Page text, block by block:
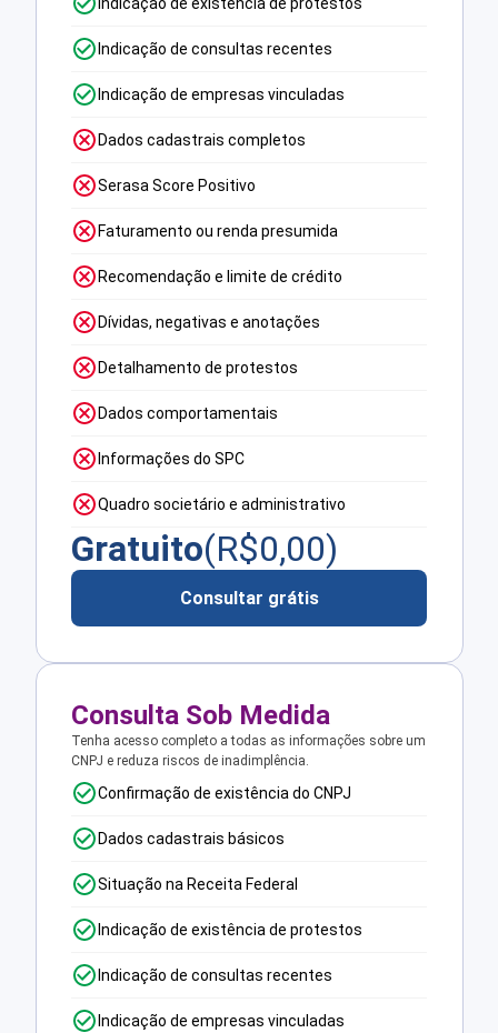
Indicação de existência de protestos
Indicação de consultas recentes
Indicação de empresas vinculadas
Dados cadastrais completos
Serasa Score Positivo
Faturamento ou renda presumida
Recomendação e limite de crédito
Dívidas, negativas e anotações
Detalhamento de protestos
Dados comportamentais
Informações do SPC
Quadro societário e administrativo
Gratuito(R$0,00)
Consultar grátis
Consulta Sob Medida
Tenha acesso completo a todas as informações sobre um
CNPJ e reduza riscos de inadimplência.
Confirmação de existência do CNPJ
Dados cadastrais básicos
Situação na Receita Federal
Indicação de existência de protestos
Indicação de consultas recentes
Indicação de empresas vinculadas